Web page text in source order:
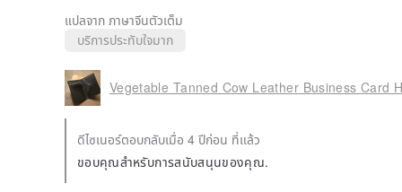
แปลจาก ภาษาจีนตัวเต็ม
บริการประทับใจมาก
Vegetable Tanned Cow Leather Business Card
ดีไซเนอร์ตอบกลับเมื่อ 4 ปีก่อน ที่แล้ว
ขอบคุณสำหรับการสนับสนุนของคุณ.